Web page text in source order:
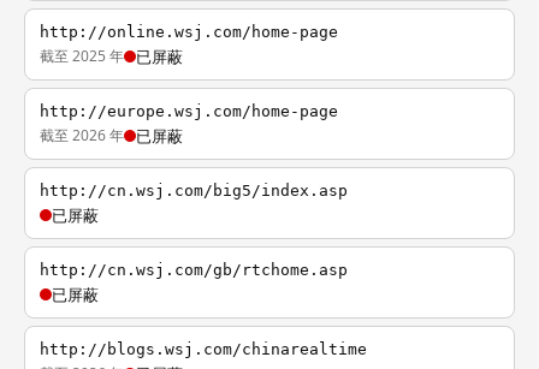
http://online.wsj.com/home-page
截至 2025 年 已屏蔽
http://europe.wsj.com/home-page
截至 2026 年 已屏蔽
http://cn.wsj.com/big5/index.asp
已屏蔽
http://cn.wsj.com/gb/rtchome.asp
已屏蔽
http://blogs.wsj.com/chinarealtime